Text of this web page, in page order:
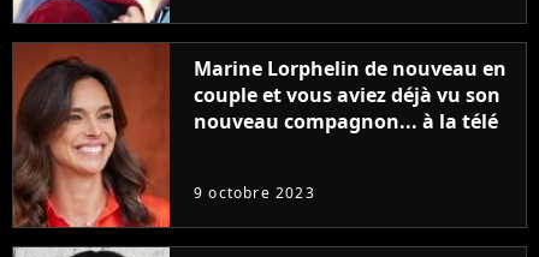
Marine Lorphelin de nouveau en
couple et vous aviez déjà vu son
nouveau compagnon... à la télé
9 octobre 2023